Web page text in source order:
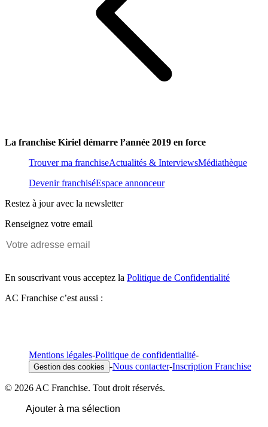
La franchise Kiriel démarre l’année 2019 en force
Trouver ma franchiseActualités & InterviewsMédiathèque
Devenir franchiséEspace annonceur
Restez à jour avec la newsletter
Renseignez votre email
En souscrivant vous acceptez la Politique de Confidentialité
AC Franchise c’est aussi :
Mentions légales-Politique de confidentialité-
Gestion des cookies -Nous contacter-Inscription Franchise
© 2026 AC Franchise. Tout droit réservés.
Ajouter à ma sélection